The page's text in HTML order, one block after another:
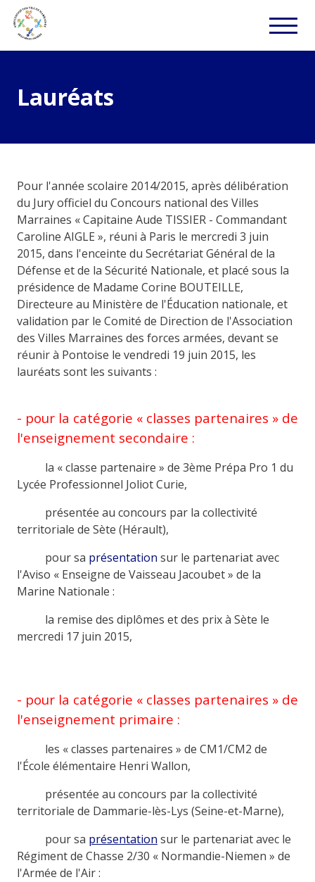
Lauréats
Pour l'année scolaire 2014/2015, après délibération
du Jury officiel du Concours national des Villes
Marraines « Capitaine Aude TISSIER - Commandant
Caroline AIGLE », réuni à Paris le mercredi 3 juin
2015, dans l'enceinte du Secrétariat Général de la
Défense et de la Sécurité Nationale, et placé sous la
présidence de Madame Corine BOUTEILLE,
Directeure au Ministère de l'Éducation nationale, et
validation par le Comité de Direction de l'Association
des Villes Marraines des forces armées, devant se
réunir à Pontoise le vendredi 19 juin 2015, les
lauréats sont les suivants :
- pour la catégorie « classes partenaires » de
l'enseignement secondaire :
la « classe partenaire » de 3ème Prépa Pro 1 du
Lycée Professionnel Joliot Curie,
présentée au concours par la collectivité
territoriale de Sète (Hérault),
pour sa présentation sur le partenariat avec
l'Aviso « Enseigne de Vaisseau Jacoubet » de la
Marine Nationale :
la remise des diplômes et des prix à Sète le
mercredi 17 juin 2015,
- pour la catégorie « classes partenaires » de
l'enseignement primaire :
les « classes partenaires » de CM1/CM2 de
l'École élémentaire Henri Wallon,
présentée au concours par la collectivité
territoriale de Dammarie-lès-Lys (Seine-et-Marne),
pour sa présentation sur le partenariat avec le
Régiment de Chasse 2/30 « Normandie-Niemen » de
l'Armée de l'Air :